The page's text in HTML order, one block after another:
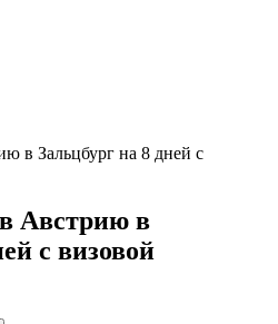
Австрию в
с визовой